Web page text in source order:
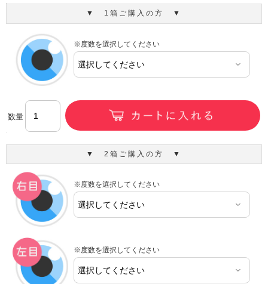
▼ 1箱ご購入の方 ▼
※度数を選択してください
数量
▼ 2箱ご購入の方 ▼
※度数を選択してください
※度数を選択してください